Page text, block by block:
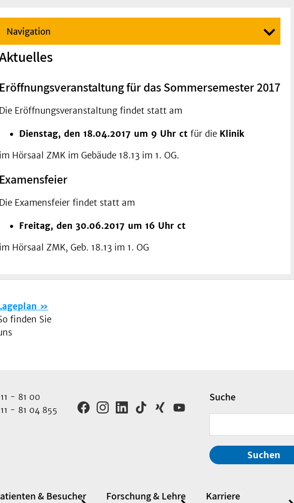
Navigation
Eröffnungsveranstaltung für das Sommersemester 2017
Die Eröffnungsveranstaltung findet statt am
Dienstag, den 18.04.2017 um 9 Uhr ct für die Klinik
im Hörsaal ZMK im Gebäude 18.13 im 1. OG.
Examensfeier
Die Examensfeier findet statt am
Freitag, den 30.06.2017 um 16 Uhr ct
im Hörsaal ZMK, Geb. 18.13 im 1. OG
finden Sie
- 81 00
- 81 04 855
Suche
Suchen
& Besucher Forschung & Lehre Karriere